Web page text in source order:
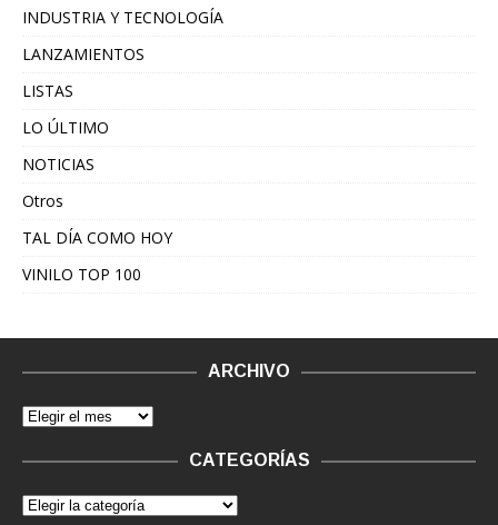
INDUSTRIA Y TECNOLOGÍA
LANZAMIENTOS
LISTAS
LO ÚLTIMO
NOTICIAS
Otros
TAL DÍA COMO HOY
VINILO TOP 100
ARCHIVO
CATEGORÍAS